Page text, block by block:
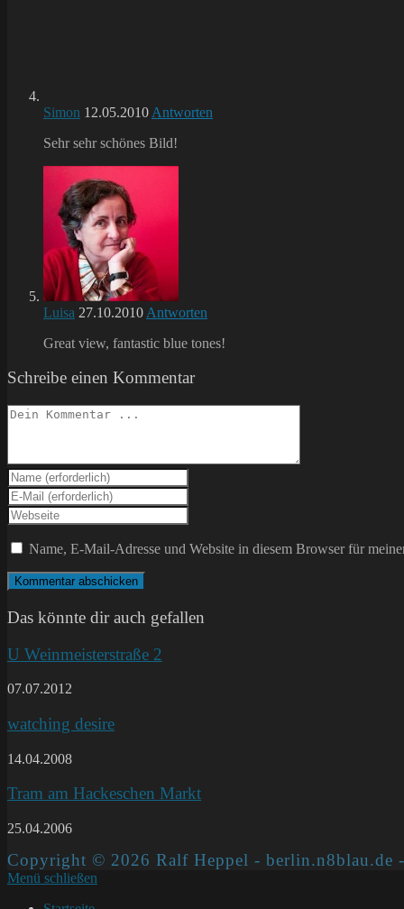
Simon 12.05.2010 Antworten
Sehr sehr schönes Bild!
Luisa 27.10.2010 Antworten
Great view, fantastic blue tones!
Schreibe einen Kommentar
Kommentieren
Gib
deinen
Namen
oder
Benutzernamen
zum
Kommentieren
ein
Gib
deine
E-
Mail-
Adresse
zum
Kommentieren
Gib
deine
Website-
ein
(optional)
Name, E-Mail-Adresse und Website in diesem Browser für
Das könnte dir auch gefallen
U Weinmeisterstraße 2
07.07.2012
watching desire
14.04.2008
Tram am Hackeschen Markt
25.04.2006
Copyright © 2026 Ralf Heppel - berlin.n8blau.de
Menü schließen